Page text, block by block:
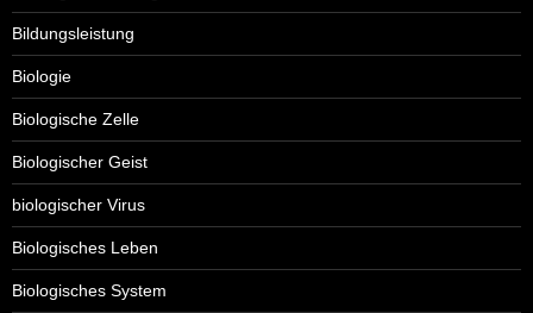
Bildungsleistung
Biologie
Biologische Zelle
Biologischer Geist
biologischer Virus
Biologisches Leben
Biologisches System